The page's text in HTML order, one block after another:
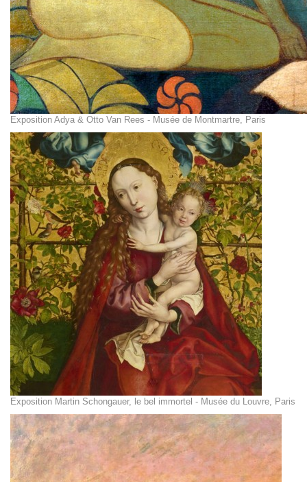
Exposition Adya & Otto Van Rees - Musée de Montmartre, Paris
Exposition Martin Schongauer, le bel immortel - Musée du Louvre, Paris